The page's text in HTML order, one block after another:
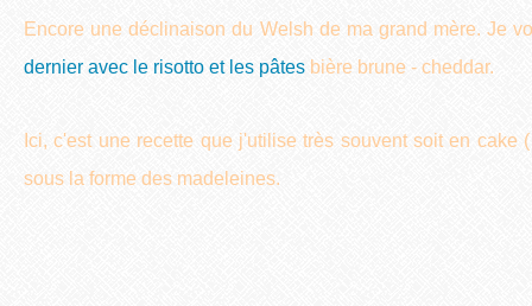
Encore une déclinaison du Welsh de ma grand mère. Je
dernier avec le risotto et les pâtes bière brune - cheddar.
Ici, c'est une recette que j'utilise très souvent soit en cake
sous la forme des madeleines.